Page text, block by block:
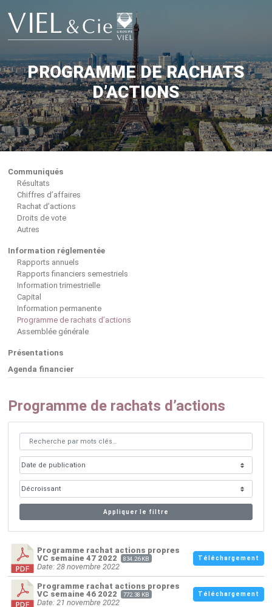
contenu
PROGRAMME DE RACHATS
D’ACTIONS
Programme de rachats d’actions
Appliquer le filtre
Programme rachat actions propres
VC semaine 47 2022 834.26 KB
Date: 28 novembre 2022
Téléchargement
Programme rachat actions propres
VC semaine 46 2022 772.38 KB
Date: 21 novembre 2022
Téléchargement
Communiqués
Résultats
Chiffres d’affaires
Rachat d’actions
Droits de vote
Autres
Information réglementée
Rapports annuels
Rapports financiers semestriels
Information trimestrielle
Capital
Information permanente
Programme de rachats d’actions
Assemblée générale
Présentations
Agenda financier